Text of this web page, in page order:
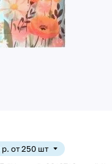
от 250 шт